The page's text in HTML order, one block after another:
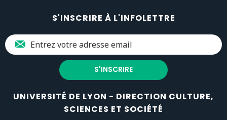
S'INSCRIRE À L'INFOLETTRE
UNIVERSITÉ DE LYON - DIRECTION CULTURE,
SCIENCES ET SOCIÉTÉ